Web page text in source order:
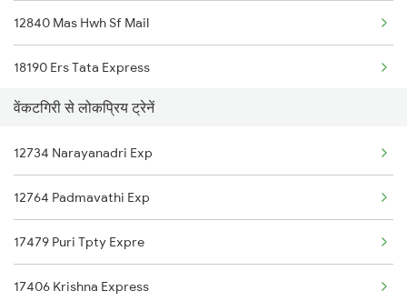
Tuni to Vizianagaram Trains
Tuni to Dwarapudi Trains
12840 Mas Hwh Sf Mail
18190 Ers Tata Express
वेंकटगिरी से लोकप्रिय ट्रेनें
12734 Narayanadri Exp
12764 Padmavathi Exp
17479 Puri Tpty Expre
17406 Krishna Express